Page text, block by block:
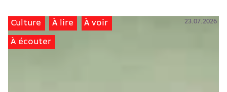
Culture À lire À voir
À écouter
23.07.2026